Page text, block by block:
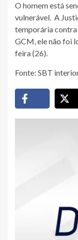
O homem está
vulnerável. A
temporária contra
GCM, ele não foi
feira (26).
Fonte: SBT